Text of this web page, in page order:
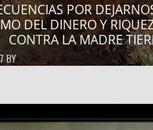
POR
DEL DINERO Y
CONTRA LA MADRE
BY